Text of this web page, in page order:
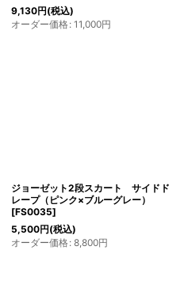
9,130円(税込)
オーダー価格: 11,000円
ジョーゼット2段スカート サイドド
レープ（ピンク×ブルーグレー）
[FS0035]
5,500円(税込)
オーダー価格: 8,800円